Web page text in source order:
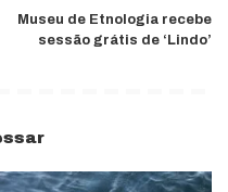
Museu de Etnologia recebe
sessão grátis de ‘Lindo’